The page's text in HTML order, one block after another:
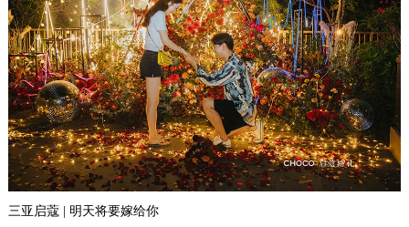
三亚启蔻 | 明天将要嫁给你